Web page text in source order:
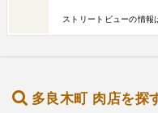
ストリートビューの情報
多良木町 肉店を探